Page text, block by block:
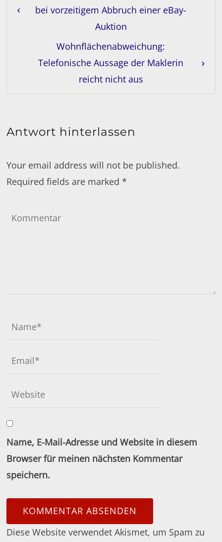
bei vorzeitigem Abbruch einer eBay-
Auktion
Wohnflächenabweichung:
Telefonische Aussage der Maklerin
reicht nicht aus
Antwort hinterlassen
Your email address will not be published.
Required fields are marked*
Name, E-Mail-Adresse und Website in diesem
Browser für meinen nächsten Kommentar
speichern.
Diese Website verwendet Akismet, um Spam zu